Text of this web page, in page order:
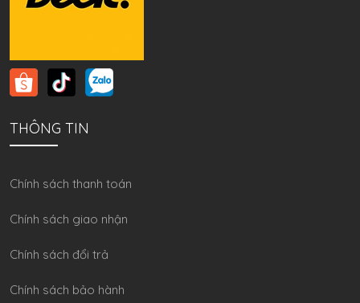
THÔNG TIN
Chính sách thanh toán
Chính sách giao nhận
Chính sách đổi trả
Chính sách bảo hành